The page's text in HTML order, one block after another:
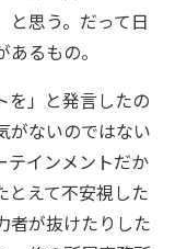
と思う。だって日
るもの。
を」と発言したの
がないのではない
テインメントだか
とえて不安視した
者が抜けたりした